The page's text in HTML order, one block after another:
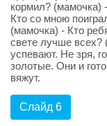
кормил? (мамочка)
Кто со мною
(мамочка) - Кто
свете лучше
успевают. Не зря,
золотые. Они и
вяжут.
Слайд 6